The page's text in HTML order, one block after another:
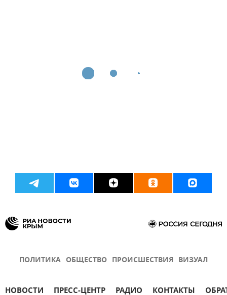
ПОЛИТИКА ОБЩЕСТВО ПРОИСШЕСТВИЯ ВИЗУАЛ
НОВОСТИ ПРЕСС-ЦЕНТР РАДИО КОНТАКТЫ